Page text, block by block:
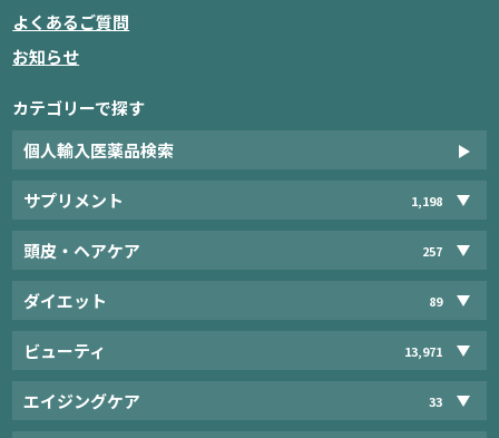
よくあるご質問
お知らせ
カテゴリーで探す
個人輸入医薬品検索
サプリメント 1,198
頭皮・ヘアケア 257
ダイエット 89
ビューティ 13,971
エイジングケア 33